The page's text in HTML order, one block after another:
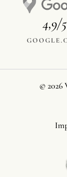
4,9/5
© 2026